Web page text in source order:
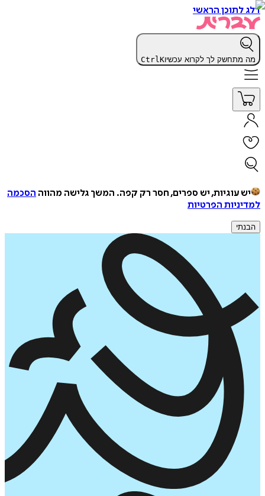
דלג לתוכן הראשי
מה מתחשק לך לקרוא עכשיו CtrlK
יש עוגיות, יש ספרים, חסר רק קפה. המשך גלישה מהווה הסכמה
למדיניות הפרטיות
הבנתי